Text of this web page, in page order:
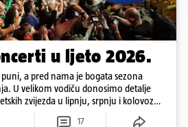
u ljeto 2026.
a pred nama je bogata sezona
U velikom vodiču donosimo detalje
zvijezda u lipnju, srpnju i kolovozu
17